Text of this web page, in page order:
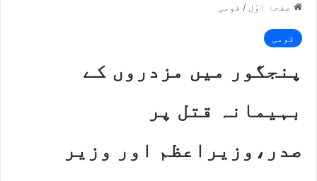
صفحۂ اوّل / قومی
قومی
پنجگور میں مزدروں کے
بہیمانہ قتل پر
صدر،وزیراعظم اور وزیر